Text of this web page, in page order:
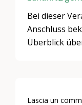
Bei dieser
Anschluss
Überblick
Lascia un